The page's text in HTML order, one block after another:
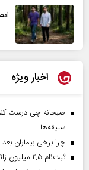
اخبار ویژه
سلیقه‌ها
چرا برخی بیماران بعد
ثبت‌نام ۲.۵ میلیون زائر در سماح | عبور ۱.۷ میلیون نفر از مرز‌های اربعین